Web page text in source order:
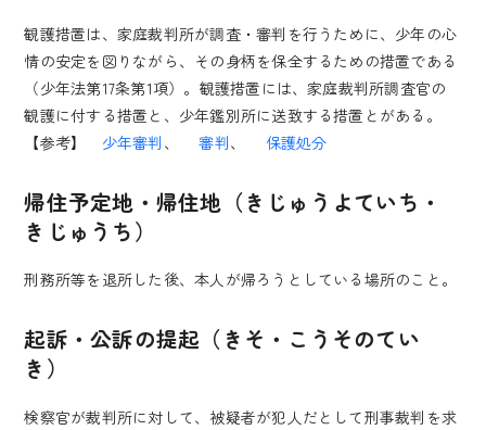
観護措置は、家庭裁判所が調査・審判を行うために、少年の心
情の安定を図りながら、その身柄を保全するための措置である
（少年法第17条第1項）。観護措置には、家庭裁判所調査官の
観護に付する措置と、少年鑑別所に送致する措置とがある。
【参考】 少年審判 、審判、 保護処分
帰住予定地・帰住地（きじゅうよていち・
きじゅうち）
刑務所等を退所した後、本人が帰ろうとしている場所のこと。
起訴・公訴の提起（きそ・こうそのてい
き）
検察官が裁判所に対して、被疑者が犯人だとして刑事裁判を求